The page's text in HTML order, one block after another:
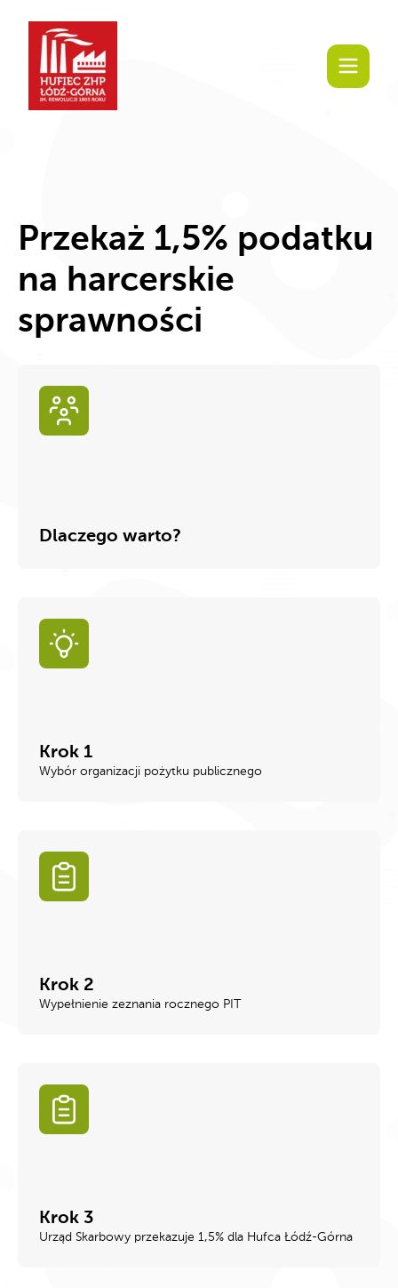
Przekaż 1,5% podatku
na harcerskie
sprawności
Dlaczego warto?
Krok 1
Wybór organizacji pożytku publicznego
Krok 2
Wypełnienie zeznania rocznego PIT
Krok 3
Urząd Skarbowy przekazuje 1,5% dla Hufca Łódź-Górna